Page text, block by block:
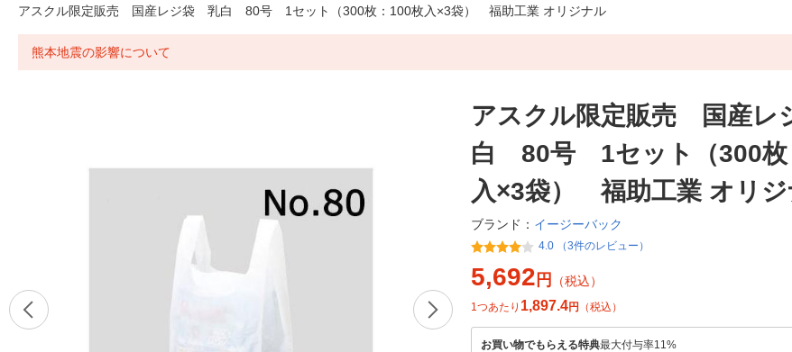
アスクル限定販売 国産レジ袋 乳白 80号 1セット（300枚：100枚入×3袋） 福助工業 オリジナル
熊本地震の影響について
アスクル限定販売 国産
白 80号 1セット（300枚
入×3袋） 福助工業 オリ
ブランド： イージーバック
4.0 （3件のレビュー）
5,692 円 （税込）
1つあたり 1,897.4円 （税込）
お買い物でもらえる特典最大付与率11%